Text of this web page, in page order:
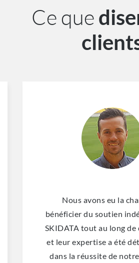
Ce que
Nous avons eu la
bénéficier du soutien
SKIDATA tout au long de
et leur expertise a été
dans la réussite de